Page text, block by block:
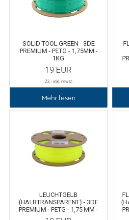
Chemica Galaxy
Chemica Printbar
Chemica Reflex
Chemica Metallic
Chemica Fashion
Transferfolie
Handgelenktasche
Reinigung
Glasschaber
Verpackungsmaschinen
Ausrüstung
SOLID TOOL GREEN - 3DE
PREMIUM - PETG - 1,75MM -
1KG
19 EUR
23,- inkl. mwst
Mehr lesen
LEUCHTGELB
(HALBTRANSPARENT) - 3DE
PREMIUM - PETG - 1,75 MM -
1KG